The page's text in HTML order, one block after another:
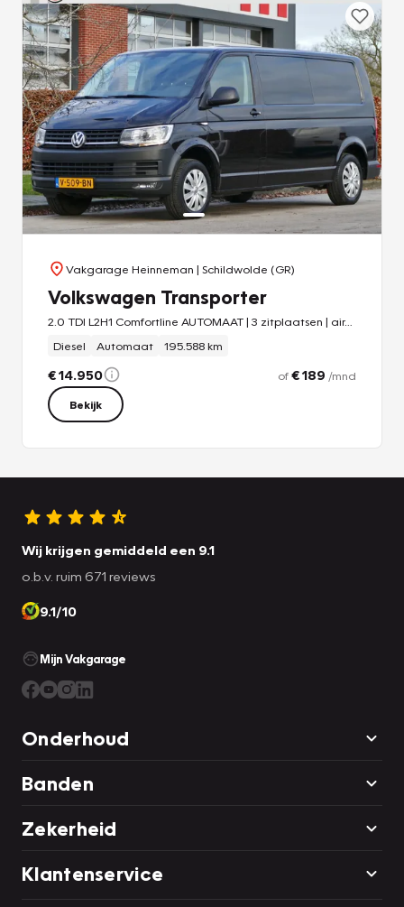
Vakgarage Heinneman | Schildwolde (GR)
Volkswagen Transporter
2.0 TDI L2H1 Comfortline AUTOMAAT | 3 zitplaatsen | airco | trekhaak
Diesel
Automaat 195.588 km
€ 14.950 of€ 189 /mnd
Bekijk
Wij krijgen gemiddeld een 9.1
o.b.v. ruim 671 reviews
9.1/10
Mijn Vakgarage
Onderhoud
Banden
Zekerheid
Klantenservice